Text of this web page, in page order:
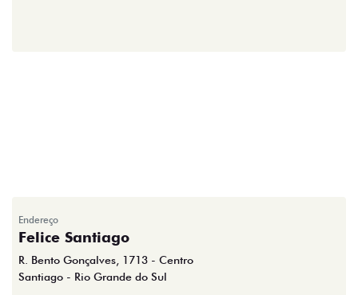
Endereço
Felice Santiago
R. Bento Gonçalves, 1713 - Centro
Santiago - Rio Grande do Sul